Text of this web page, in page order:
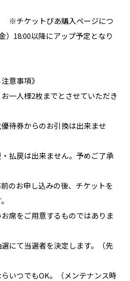
購入ページにつ
）18:00以降にアップ予定となり
意事項》
一人様2枚までとさせていただき
待券からのお引換は出来ませ
払戻は出来ません。予めご了承
のお申し込みの後、チケットを
席をご用意するものではありま
にて当選者を決定します。（先
いつでもOK。（メンテナンス時